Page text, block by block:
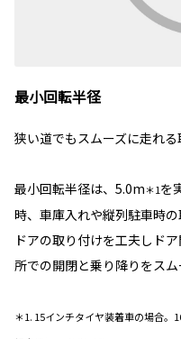
最小回転半径
狭い道でもスムーズに走れる
最小回転半径は、5.0m＊1を
時、車庫入れや縦列駐車時の
ドアの取り付けを工夫しド
所での開閉と乗り降りをスム
＊1. 15インチタイヤ装着車の場合。